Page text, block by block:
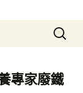
搜
尋
鍵
字:
專家廢鐵